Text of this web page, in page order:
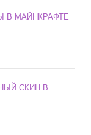
В МАЙНКРАФТЕ
СКИН В